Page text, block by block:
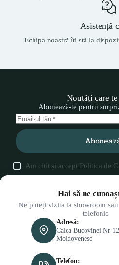
Asistență
Echipa noastră îți stă la
Noutăți care te
Abonează-te pentru
Am citit și accept Politica de
Hai să ne
Ne puteți vizita la showroom
telefonic
Adresă:
Calea Bucovinei Nr
Moldovenesc
Telefon: